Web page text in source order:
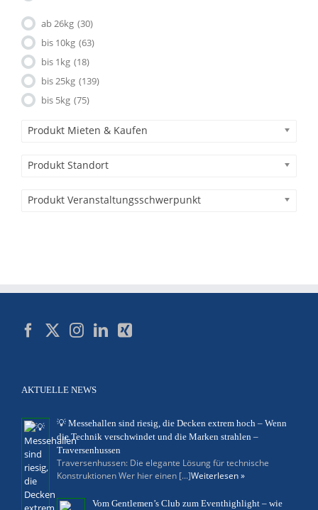
ab 26kg (30)
bis 10kg (63)
bis 1kg (18)
bis 25kg (139)
bis 5kg (75)
Produkt Mieten & Kaufen
Produkt Standort
Produkt Veranstaltungsschwerpunkt
AKTUELLE NEWS
💡 Messehallen sind riesig, die Decken extrem hoch – Wenn
die Technik verschwindet und die Marken strahlen –
Traversenhussen
Traversenhussen: Die elegante Lösung für technische
Konstruktionen Wer hier einen [...]Weiterlesen »
Vom Gentlemen’s Club zum Eventhighlight – wie